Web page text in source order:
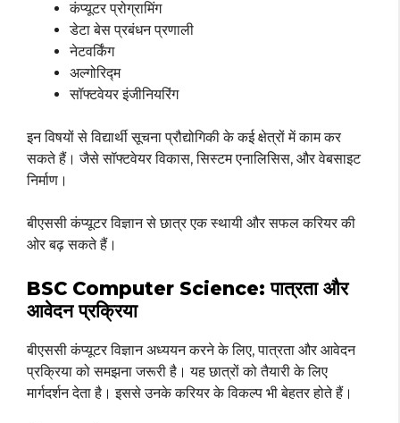
कंप्यूटर प्रोग्रामिंग
डेटा बेस प्रबंधन प्रणाली
नेटवर्किंग
अल्गोरिद्म
सॉफ्टवेयर इंजीनियरिंग
इन विषयों से विद्यार्थी सूचना प्रौद्योगिकी के कई क्षेत्रों में काम कर
सकते हैं। जैसे सॉफ्टवेयर विकास, सिस्टम एनालिसिस, और वेबसाइट
निर्माण।
बीएससी कंप्यूटर विज्ञान से छात्र एक स्थायी और सफल करियर की
ओर बढ़ सकते हैं।
BSC Computer Science: पात्रता और
आवेदन प्रक्रिया
बीएससी कंप्यूटर विज्ञान अध्ययन करने के लिए, पात्रता और आवेदन
प्रक्रिया को समझना जरूरी है। यह छात्रों को तैयारी के लिए
मार्गदर्शन देता है। इससे उनके करियर के विकल्प भी बेहतर होते हैं।